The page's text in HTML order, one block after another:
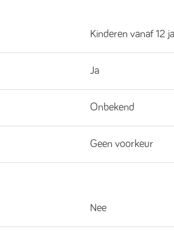
Kinderen vanaf 12
Ja
Onbekend
Geen voorkeur
Nee